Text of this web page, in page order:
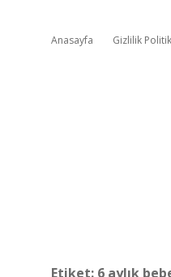
Anasayfa Gizlilik
Etiket: 6 aylık